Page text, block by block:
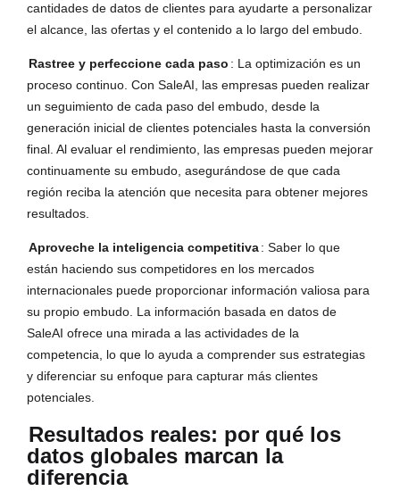
cantidades de datos de clientes para ayudarte a personalizar
el alcance, las ofertas y el contenido a lo largo del embudo.
Rastree y perfeccione cada paso : La optimización es un
proceso continuo. Con SaleAI, las empresas pueden realizar
un seguimiento de cada paso del embudo, desde la
generación inicial de clientes potenciales hasta la conversión
final. Al evaluar el rendimiento, las empresas pueden mejorar
continuamente su embudo, asegurándose de que cada
región reciba la atención que necesita para obtener mejores
resultados.
Aproveche la inteligencia competitiva: Saber lo que
están haciendo sus competidores en los mercados
internacionales puede proporcionar información valiosa para
su propio embudo. La información basada en datos de
SaleAI ofrece una mirada a las actividades de la
competencia, lo que lo ayuda a comprender sus estrategias
y diferenciar su enfoque para capturar más clientes
potenciales.
Resultados reales: por qué los
datos globales marcan la
diferencia